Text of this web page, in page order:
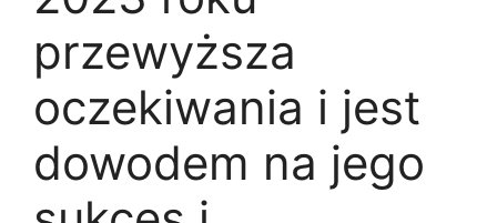
przewyższa
oczekiwania i jest
dowodem na jego